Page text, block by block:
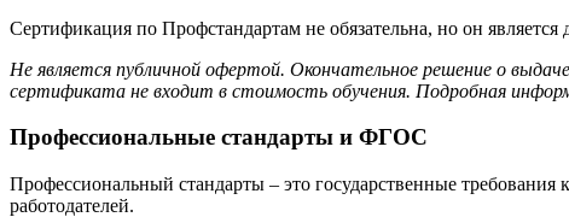
Сертификация по Профстандартам не обязательна, но он
Не является публичной офертой. Окончательное решение о
сертификата не входит в стоимость обучения. Подробная
Профессиональные стандарты и ФГОС
Профессиональный стандарты – это государственные
работодателей.